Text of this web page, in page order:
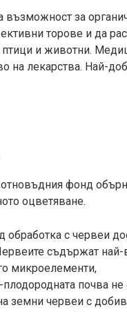
за
торове и да
и животни.
на лекарства. Най-
фонд
оцветяване.
обработка с червеи
съдържат
микроелементи,
почва не
земни червеи с